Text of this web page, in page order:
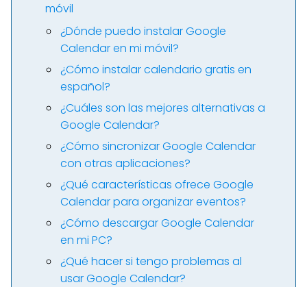
móvil
¿Dónde puedo instalar Google
Calendar en mi móvil?
¿Cómo instalar calendario gratis en
español?
¿Cuáles son las mejores alternativas a
Google Calendar?
¿Cómo sincronizar Google Calendar
con otras aplicaciones?
¿Qué características ofrece Google
Calendar para organizar eventos?
¿Cómo descargar Google Calendar
en mi PC?
¿Qué hacer si tengo problemas al
usar Google Calendar?